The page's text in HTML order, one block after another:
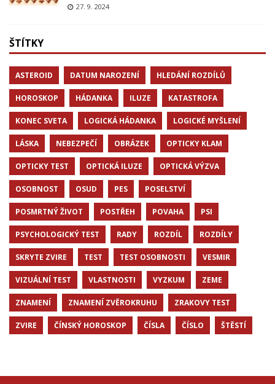
27. 9. 2024
ŠTÍTKY
ASTEROID DATUM NAROZENÍ HLEDÁNÍ ROZDÍLŮ
HOROSKOP HÁDANKA ILUZE KATASTROFA
KONEC SVETA LOGICKÁ HÁDANKA LOGICKÉ MYŠLENÍ
LÁSKA NEBEZPEČÍ OBRÁZEK OPTICKY KLAM
OPTICKY TEST OPTICKÁ ILUZE OPTICKÁ VÝZVA
OSOBNOST OSUD PES POSELSTVÍ
POSMRTNÝ ŽIVOT POSTŘEH POVAHA PSI
PSYCHOLOGICKÝ TEST RADY ROZDÍL ROZDÍLY
SKRYTE ZVIRE TEST TEST OSOBNOSTI VESMIR
VIZUÁLNÍ TEST VLASTNOSTI VYZKUM ZEME
ZNAMENÍ ZNAMENÍ ZVĚROKRUHU ZRAKOVY TEST
ZVIRE ČÍNSKÝ HOROSKOP ČÍSLA ČÍSLO ŠTĚSTÍ